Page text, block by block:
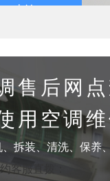
售后网
用空调
拆装、清洗、保养
客服直拨：